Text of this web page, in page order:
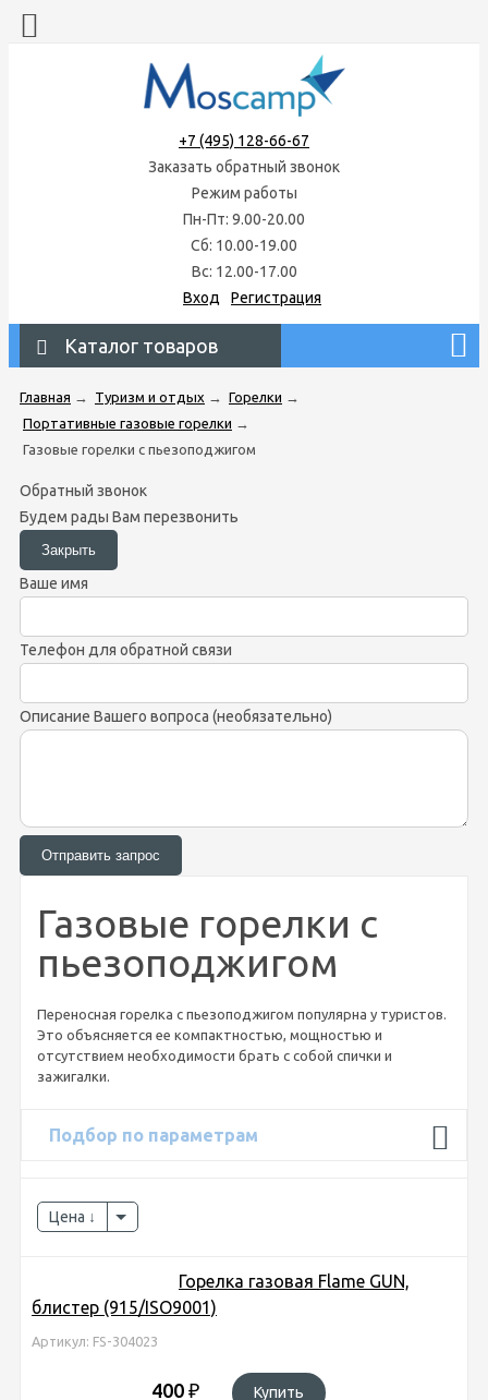
+7 (495) 128-66-67
Заказать обратный звонок
Режим работы
Пн-Пт: 9.00-20.00
Сб: 10.00-19.00
Вс: 12.00-17.00
Вход
Регистрация
Каталог товаров
Главная → Туризм и отдых → Горелки →
Портативные газовые горелки →
Газовые горелки с пьезоподжигом
Обратный звонок
Будем рады Вам перезвонить
Ваше имя
Телефон для обратной связи
Описание Вашего вопроса (необязательно)
Газовые горелки с
пьезоподжигом
Переносная горелка с пьезоподжигом популярна у туристов.
Это объясняется ее компактностью, мощностью и
отсутствием необходимости брать с собой спички и
зажигалки.
Подбор по параметрам
Цена
Горелка газовая Flame GUN,
блистер (915/ISO9001)
Артикул: FS-304023
400 ₽
Купить